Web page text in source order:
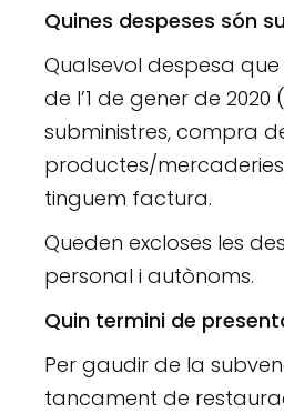
Quines despeses són
Qualsevol despesa
de l’1 de gener de 2020
subministres, compra
productes/
tinguem factura.
Queden excloses les
personal i autònoms.
Quin termini de
Per gaudir de la
tancament de